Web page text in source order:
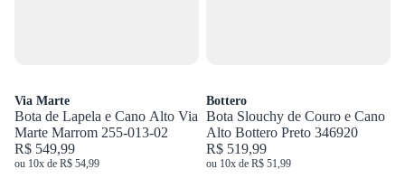
Via Marte
Bota de Lapela e Cano Alto Via
Marte Marrom 255-013-02
R$ 549,99
ou 10x de R$ 54,99
Bottero
Bota Slouchy de Couro e Cano
Alto Bottero Preto 346920
R$ 519,99
ou 10x de R$ 51,99